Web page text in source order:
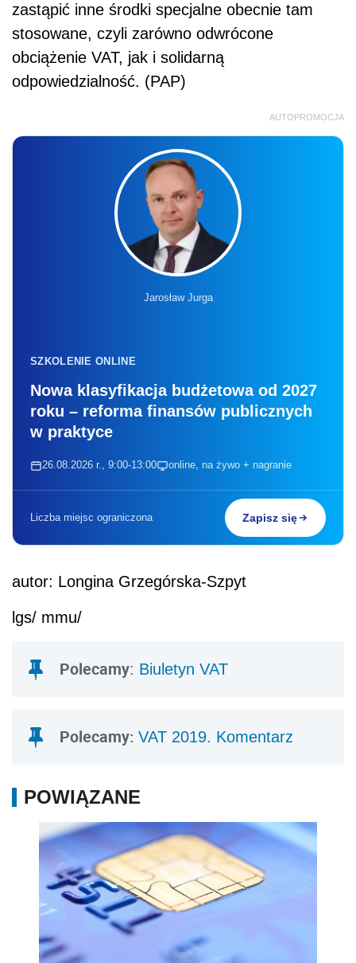
zastąpić inne środki specjalne obecnie tam
stosowane, czyli zarówno odwrócone
obciążenie VAT, jak i solidarną
odpowiedzialność. (PAP)
AUTOPROMOCJA
Jarosław Jurga
SZKOLENIE ONLINE
Nowa klasyfikacja budżetowa od 2027
roku – reforma finansów publicznych
w praktyce
26.08.2026 r., 9:00-13:00 online, na żywo + nagranie
Liczba miejsc ograniczona Zapisz się
autor: Longina Grzegórska-Szpyt
lgs/ mmu/
Polecamy: Biuletyn VAT
Polecamy: VAT 2019. Komentarz
POWIĄZANE